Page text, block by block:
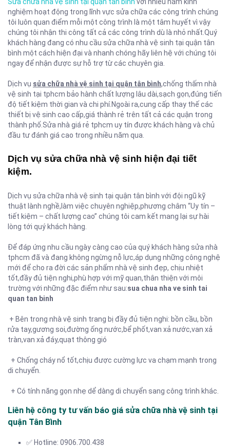
nghiệm hoạt động trong lĩnh vực sửa chữa các công trình chúng
tôi luôn quan điểm mỗi một công trình là một tâm huyết vì vậy
chúng tôi nhận thi công tất cả các công trình dù là nhỏ nhất.Quý
khách hàng đang có nhu cầu sửa chữa nhà vệ sinh tại quận tân
bình một cách hiện đại và nhanh chóng hãy liên hệ với chúng tôi
ngay để nhận được sự hỗ trợ từ các chuyên gia.
Dịch vụ sửa chữa nhà vệ sinh tại quận tân bình,chống thấm nhà
vệ sinh tại tphcm bảo hành chất lượng lâu dài,sạch gọn,đúng tiến
độ tiết kiệm thời gian và chi phí.Ngoài ra,cung cấp thay thế các
thiết bị vệ sinh cao cấp,giá thành rẻ trên tất cả các quận trong
thành phố.Sửa nhà giá rẻ tphcm uy tín được khách hàng và chủ
đầu tư đánh giá cao trong nhiều năm qua.
Dịch vụ sửa chữa nhà vệ sinh hiện đại tiết
kiệm.
Dịch vụ sửa chữa nhà vệ sinh tại quận tân bình với đội ngũ kỹ
thuật lành nghề,làm việc chuyên nghiệp,phương châm “Uy tín –
tiết kiệm – chất lượng cao” chúng tôi cam kết mang lại sự hài
lòng tới quý khách hàng.
Để đáp ứng nhu cầu ngày càng cao của quý khách hàng sửa nhà
tphcm đã và đang không ngừng nỗ lực,áp dụng những công nghệ
mới để cho ra đời các sản phẩm nhà vệ sinh đẹp, chịu nhiệt
tốt,đầy đủ tiện nghi,phù hợp với mỹ quan,thân thiện với môi
trường với những đặc điểm như sau:sua chua nha ve sinh tai
quan tan binh
+ Bên trong nhà vệ sinh trang bị đầy đủ tiện nghi: bồn cầu, bồn
rửa tay,gương soi,đường ống nước,bể phốt,van xả nước,van xả
tràn,van xả đáy,quạt thông gió
+ Chống cháy nổ tốt,chịu được cường lực va chạm mạnh trong
di chuyển.
+ Có tính năng gọn nhẹ dể dàng di chuyển sang công trình khác.
Liên hệ công ty tư vấn báo giá sửa chữa nhà vệ sinh tại
quận Tân Bình
✅ Hotline: 0906.700.438